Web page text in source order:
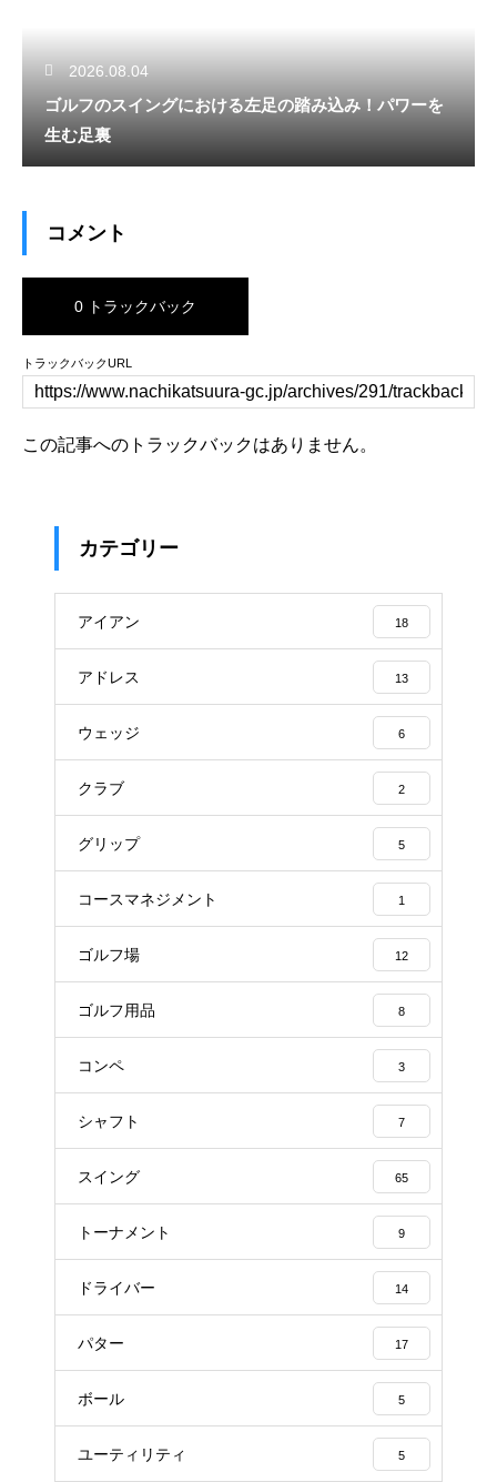
2026.08.04
ゴルフのスイングにおける左足の踏み込み！パワーを
生む足裏
コメント
0 トラックバック
トラックバックURL
この記事へのトラックバックはありません。
カテゴリー
アイアン 18
アドレス 13
ウェッジ 6
クラブ 2
グリップ 5
コースマネジメント 1
ゴルフ場 12
ゴルフ用品 8
コンペ 3
シャフト 7
スイング 65
トーナメント 9
ドライバー 14
パター 17
ボール 5
ユーティリティ 5